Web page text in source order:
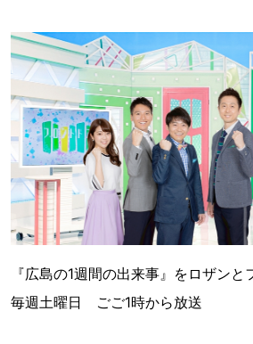
『広島の1週間の出来事』をロザンと
毎週土曜日 ごご1時から放送